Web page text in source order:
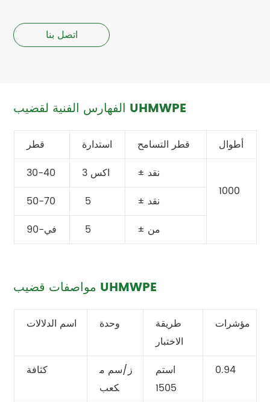
اتصل بنا
الفهارس الفنية لقضيب UHMWPE
قطر استدارة قطر التسامح
أطوال
30-40
اكس 3
± نقد
1000
50-70
± نقد
90-في
± من
مواصفات قضيب UHMWPE
اسم الدلالات وحدة
طريقة
الاختبار
مؤشرات
كثافة
ز/سم م
كعب
استم
1505
0.94